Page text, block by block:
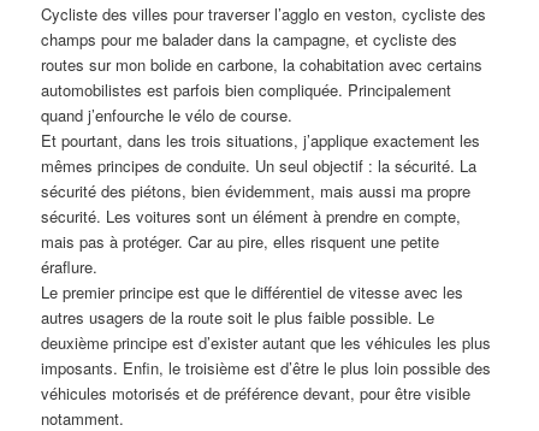
Cycliste des villes pour traverser l’agglo en veston, cycliste des
champs pour me balader dans la campagne, et cycliste des
routes sur mon bolide en carbone, la cohabitation avec certains
automobilistes est parfois bien compliquée. Principalement
quand j’enfourche le vélo de course.
Et pourtant, dans les trois situations, j’applique exactement les
mêmes principes de conduite. Un seul objectif : la sécurité. La
sécurité des piétons, bien évidemment, mais aussi ma propre
sécurité. Les voitures sont un élément à prendre en compte,
mais pas à protéger. Car au pire, elles risquent une petite
éraflure.
Le premier principe est que le différentiel de vitesse avec les
autres usagers de la route soit le plus faible possible. Le
deuxième principe est d’exister autant que les véhicules les plus
imposants. Enfin, le troisième est d’être le plus loin possible des
véhicules motorisés et de préférence devant, pour être visible
notamment.